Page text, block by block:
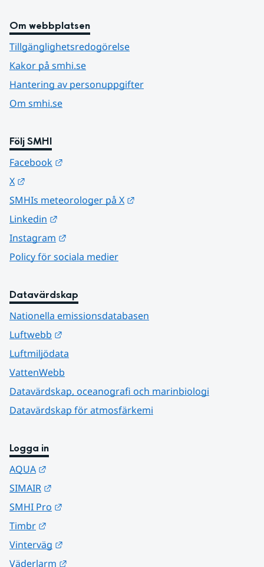
Om webbplatsen
Tillgänglighetsredogörelse
Kakor på smhi.se
Hantering av personuppgifter
Om smhi.se
Följ SMHI
Facebook
X
SMHIs meteorologer på X
Linkedin
Instagram
Policy för sociala medier
Datavärdskap
Nationella emissionsdatabasen
Luftwebb
Luftmiljödata
VattenWebb
Datavärdskap, oceanografi och marinbiologi
Datavärdskap för atmosfärkemi
Logga in
AQUA
SIMAIR
SMHI Pro
Timbr
Vinterväg
Väderlarm